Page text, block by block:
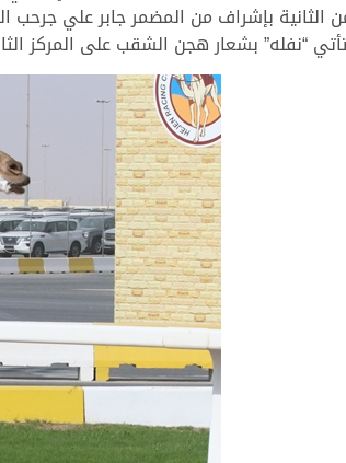
بشعار هجن الشقب على المركز الثالث بتوقيت 13.02.48 مع المضمر سعيد